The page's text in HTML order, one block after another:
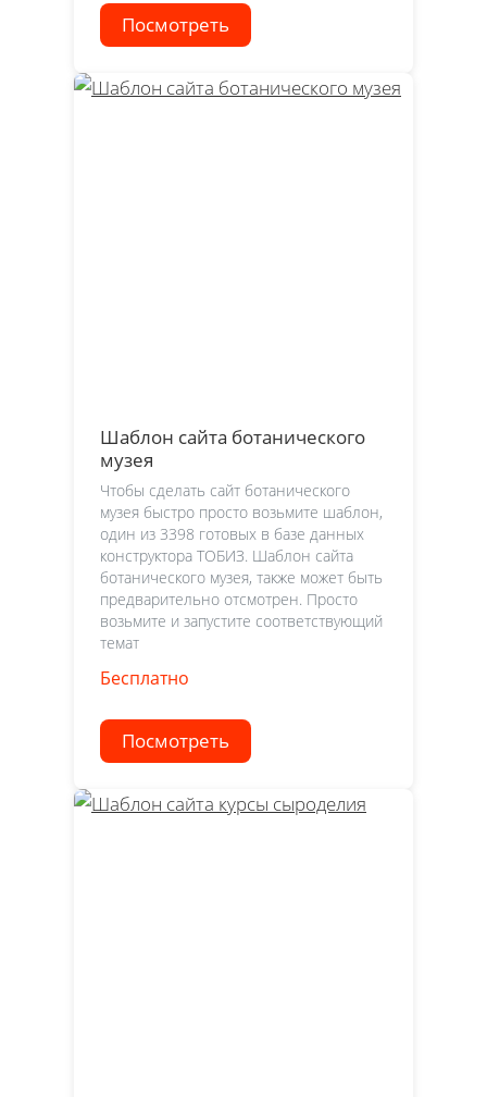
Посмотреть
Шаблон сайта ботанического
музея
Чтобы сделать сайт ботанического
музея быстро просто возьмите шаблон,
один из 3398 готовых в базе данных
конструктора ТОБИЗ. Шаблон сайта
ботанического музея, также может быть
предварительно отсмотрен. Просто
возьмите и запустите соответствующий
темат
Бесплатно
Посмотреть